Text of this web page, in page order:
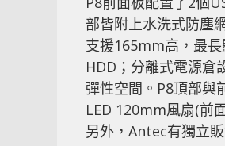
部皆附上水洗式防塵
支援165mm高，最
HDD；分離式電源倉
彈性空間。P8頂部
LED 120mm風扇(前
另外，Antec有獨立